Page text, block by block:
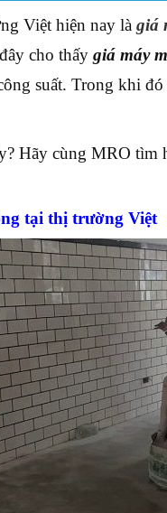
Việt hiện nay là giá
cho thấy giá máy
suất. Trong khi đó
Hãy cùng MRO tìm
tại thị trường Việt